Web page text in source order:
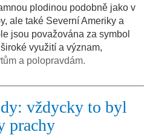
plodinou podobně jako v
ale také Severní Ameriky a
jsou považována za symbol
využití a význam,
a polopravdám.
vždycky to byl
prachy